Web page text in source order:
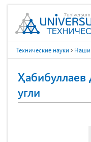
Технические науки Наши
угли